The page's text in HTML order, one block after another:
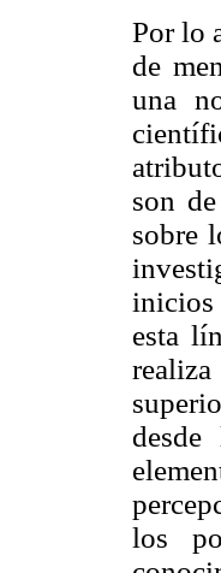
Por lo
de
una
son
sobre
inicios
esta
los